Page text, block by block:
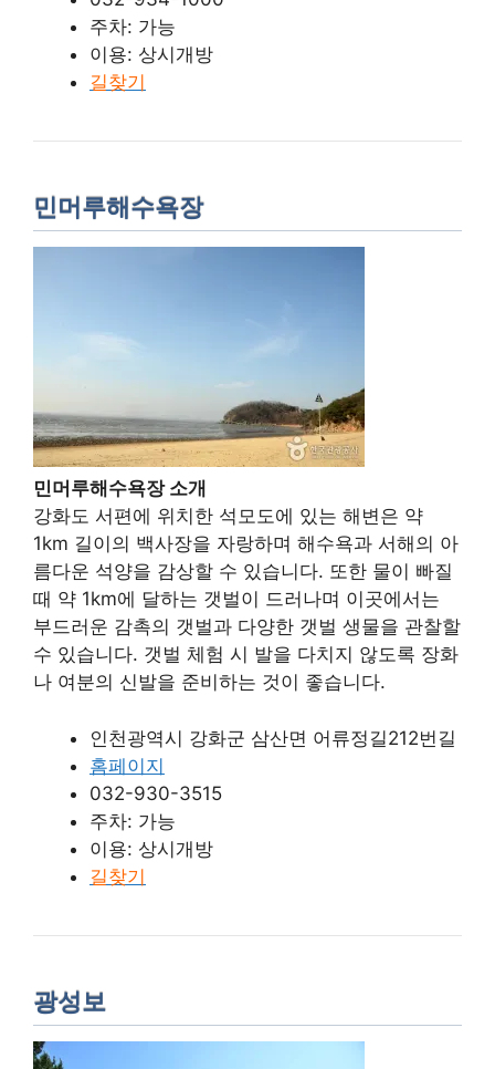
주차: 가능
이용: 상시개방
길찾기
민머루해수욕장
민머루해수욕장 소개
강화도 서편에 위치한 석모도에 있는 해변은 약
1km 길이의 백사장을 자랑하며 해수욕과 서해의 아
름다운 석양을 감상할 수 있습니다. 또한 물이 빠질
때 약 1km에 달하는 갯벌이 드러나며 이곳에서는
부드러운 감촉의 갯벌과 다양한 갯벌 생물을 관찰할
수 있습니다. 갯벌 체험 시 발을 다치지 않도록 장화
나 여분의 신발을 준비하는 것이 좋습니다.
인천광역시 강화군 삼산면 어류정길212번길
홈페이지
032-930-3515
주차: 가능
이용: 상시개방
길찾기
광성보